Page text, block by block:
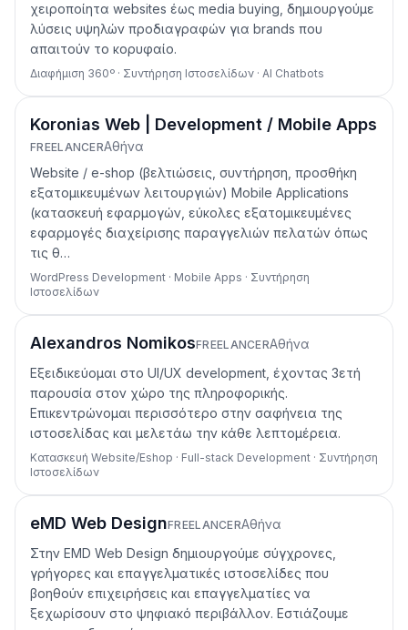
χειροποίητα websites έως media buying, δημιουργούμε
λύσεις υψηλών προδιαγραφών για brands που
απαιτούν το κορυφαίο.
Διαφήμιση 360º · Συντήρηση Ιστοσελίδων · AI Chatbots
Koronias Web | Development / Mobile Apps
FREELANCERΑθήνα
Website / e-shop (βελτιώσεις, συντήρηση, προσθήκη
εξατομικευμένων λειτουργιών) Mobile Applications
(κατασκευή εφαρμογών, εύκολες εξατομικευμένες
εφαρμογές διαχείρισης παραγγελιών πελατών όπως
τις θ…
WordPress Development · Mobile Apps · Συντήρηση
Ιστοσελίδων
Alexandros NomikosFREELANCERΑθήνα
Εξειδικεύομαι στο UI/UX development, έχοντας 3ετή
παρουσία στον χώρο της πληροφορικής.
Επικεντρώνομαι περισσότερο στην σαφήνεια της
ιστοσελίδας και μελετάω την κάθε λεπτομέρεια.
Κατασκευή Website/Eshop · Full-stack Development · Συντήρηση
Ιστοσελίδων
eMD Web DesignFREELANCERΑθήνα
Στην EMD Web Design δημιουργούμε σύγχρονες,
γρήγορες και επαγγελματικές ιστοσελίδες που
βοηθούν επιχειρήσεις και επαγγελματίες να
ξεχωρίσουν στο ψηφιακό περιβάλλον. Εστιάζουμε